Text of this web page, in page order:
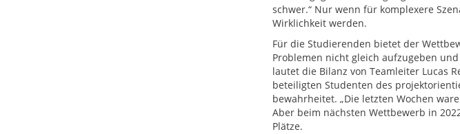
schwer.“ Nur wenn für komplexere
Wirklichkeit werden.
Für die Studierenden bietet der
Problemen nicht gleich aufzugeben
lautet die Bilanz von Teamleiter Lucas
beteiligten Studenten des
bewahrheitet. „Die letzten Wochen
Aber beim nächsten Wettbewerb in
Plätze.